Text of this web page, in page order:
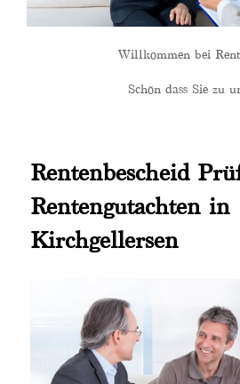
Willkommen bei
Schön dass Sie zu
Rentenbescheid
Rentengutachten in
Kirchgellersen